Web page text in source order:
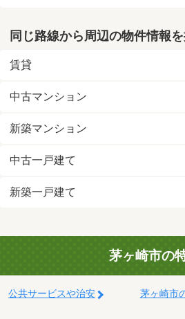
同じ路線から周辺の物件情報
賃貸
中古マンション
新築マンション
中古一戸建て
新築一戸建て
茅ヶ崎市の
公共サービスや治安 茅ヶ崎市